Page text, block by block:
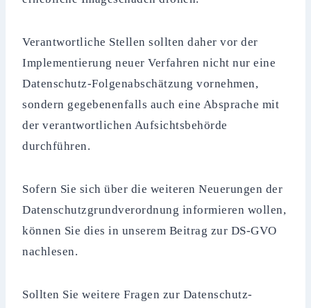
Verantwortliche Stellen sollten daher vor der
Implementierung neuer Verfahren nicht nur eine
Datenschutz-Folgenabschätzung vornehmen,
sondern gegebenenfalls auch eine Absprache mit
der verantwortlichen Aufsichtsbehörde
durchführen.
Sofern Sie sich über die weiteren Neuerungen der
Datenschutzgrundverordnung informieren wollen,
können Sie dies in unserem Beitrag zur DS-GVO
nachlesen.
Sollten Sie weitere Fragen zur Datenschutz-